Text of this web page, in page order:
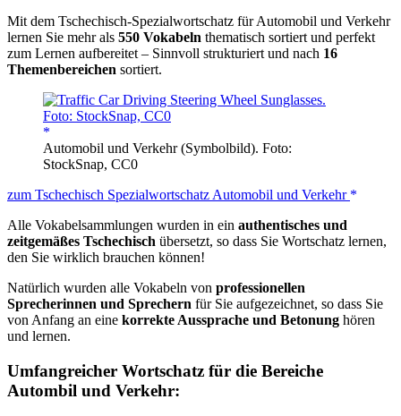
Mit dem Tschechisch-Spezialwortschatz für Automobil und Verkehr
lernen Sie mehr als 550 Vokabeln thematisch sortiert und perfekt
zum Lernen aufbereitet – Sinnvoll strukturiert und nach 16
Themenbereichen sortiert.
Automobil und Verkehr (Symbolbild). Foto:
StockSnap, CC0
zum Tschechisch Spezialwortschatz Automobil und Verkehr
Alle Vokabelsammlungen wurden in ein authentisches und
zeitgemäßes Tschechisch übersetzt, so dass Sie Wortschatz lernen,
den Sie wirklich brauchen können!
Natürlich wurden alle Vokabeln von professionellen
Sprecherinnen und Sprechern für Sie aufgezeichnet, so dass Sie
von Anfang an eine korrekte Aussprache und Betonung hören
und lernen.
Umfangreicher Wortschatz für die Bereiche
Autombil und Verkehr: